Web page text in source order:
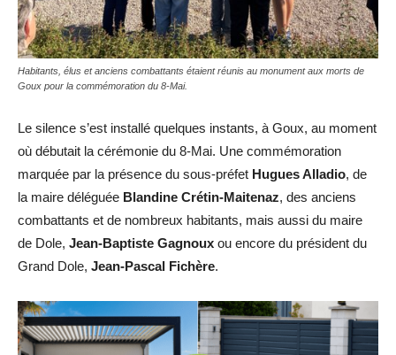
Habitants, élus et anciens combattants étaient réunis au monument aux morts de
Goux pour la commémoration du 8-Mai.
Le silence s’est installé quelques instants, à Goux, au moment
où débutait la cérémonie du 8-Mai. Une commémoration
marquée par la présence du sous-préfet Hugues Alladio, de
la maire déléguée Blandine Crétin-Maitenaz, des anciens
combattants et de nombreux habitants, mais aussi du maire
de Dole, Jean-Baptiste Gagnoux ou encore du président du
Grand Dole, Jean-Pascal Fichère.